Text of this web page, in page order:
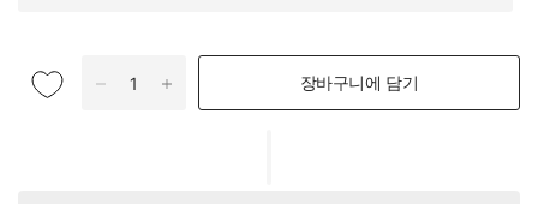
장바구니에 담기